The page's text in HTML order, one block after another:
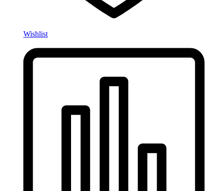
Wishlist